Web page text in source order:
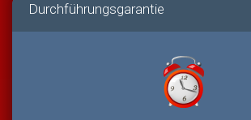
Durchführungsgarantie